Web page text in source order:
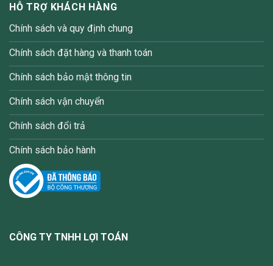
HỖ TRỢ KHÁCH HÀNG
Chính sách và quy định chung
Chính sách đặt hàng và thanh toán
Chính sách bảo mật thông tin
Chính sách vận chuyển
Chính sách đổi trả
Chính sách bảo hành
CÔNG TY TNHH LỢI TOÁN